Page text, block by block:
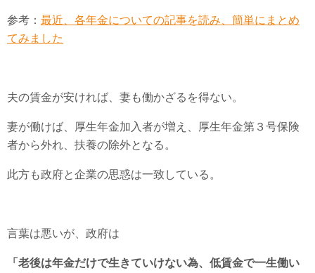
参考： 最近、各年金についての記事を読み、簡単にまとめ
てみました
夫の賃金が安ければ、妻も働かざるを得ない。
妻が働けば、厚生年金加入者が増え、厚生年金第３号保険
者から外れ、扶養の除外となる。
此方も政府と企業の思惑は一致している。
言葉は悪いが、政府は
「老後は年金だけで生きていけない為、低賃金で一生働い